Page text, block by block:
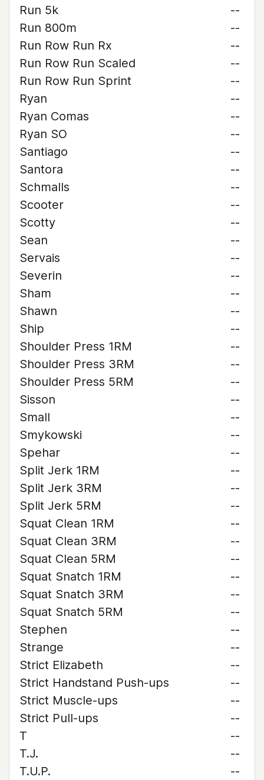
Run 5k
--
Run 800m
--
Run Row Run Rx
--
Run Row Run Scaled
--
Run Row Run Sprint
--
Ryan
--
Ryan Comas
--
Ryan SO
--
Santiago
--
Santora
--
Schmalls
--
Scooter
--
Scotty
--
Sean
--
Servais
--
Severin
--
Sham
--
Shawn
--
Ship
--
Shoulder Press 1RM
--
Shoulder Press 3RM
--
Shoulder Press 5RM
--
Sisson
--
Small
--
Smykowski
--
Spehar
--
Split Jerk 1RM
--
Split Jerk 3RM
--
Split Jerk 5RM
--
Squat Clean 1RM
--
Squat Clean 3RM
--
Squat Clean 5RM
--
Squat Snatch 1RM
--
Squat Snatch 3RM
--
Squat Snatch 5RM
--
Stephen
--
Strange
--
Strict Elizabeth
--
Strict Handstand Push-ups
--
Strict Muscle-ups
--
Strict Pull-ups
--
T
--
T.J.
--
T.U.P.
--